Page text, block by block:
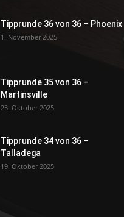
Tipprunde 36 von 36 – Phoenix
1. November 2025
Tipprunde 35 von 36 –
Martinsville
23. Oktober 2025
Tipprunde 34 von 36 –
Talladega
19. Oktober 2025